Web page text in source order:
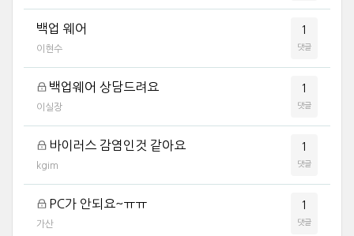
백업 웨어
이현수
1
댓글
백업웨어 상담드려요
이실장
1
댓글
바이러스 감염인것 같아요
kgim
1
댓글
PC가 안되요~ㅠㅠ
가산
1
댓글